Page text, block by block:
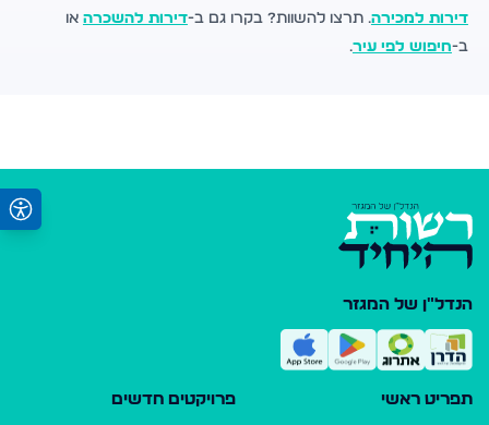
דירות למכירה. תרצו להשוות? בקרו גם ב-דירות להשכרה או
ב-חיפוש לפי עיר.
הנדל"ן של המגזר
תפריט ראשי פרויקטים חדשים